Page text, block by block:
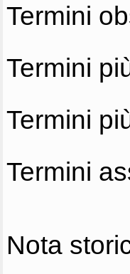
Termini
Termini
Termini
Termini
Nota